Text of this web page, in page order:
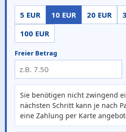
5 EUR 10 EUR 20 EUR
100 EUR
Freier Betrag
Sie benötigen nicht zwingend
nächsten Schritt kann je nach
eine Zahlung per Karte